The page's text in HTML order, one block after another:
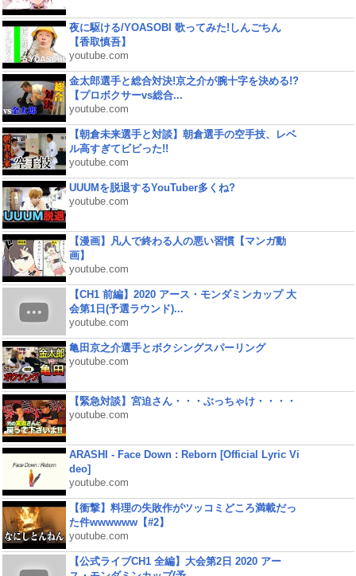
夜に駆ける/YOASOBI 歌ってみた!しんごちん
【香取慎吾】
youtube.com
金太郎選手と総合対決!京之介が腕十字を決める!?
【プロボクサーvs総合...
youtube.com
【朝倉未来選手と対談】朝倉選手の空手技、レベ
ル高すぎてビビった!!
youtube.com
UUUMを脱退するYouTuber多くね?
youtube.com
【漫画】凡人で終わる人の悪い習慣【マンガ動
画】
youtube.com
【CH1 前編】2020 アース・モンダミンカップ 大
会第1日(予選ラウンド)...
youtube.com
亀田京之介選手とボクシングスパーリング
youtube.com
【緊急対談】宮迫さん・・・ぶっちゃけ・・・・
youtube.com
ARASHI - Face Down : Reborn [Official Lyric Vi
deo]
youtube.com
【衝撃】料理の失敗作がツッコミどころ満載だっ
た件wwwwww【#2】
youtube.com
【公式ライブCH1 全編】大会第2日 2020 アー